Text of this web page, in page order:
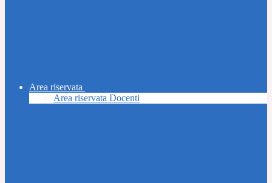
Area riservata
Area riservata Docenti